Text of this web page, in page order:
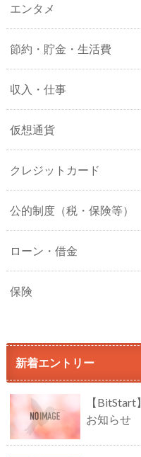
エンタメ
節約・貯金・生活費
収入・仕事
仮想通貨
クレジットカード
公的制度（税・保険等）
ローン・借金
保険
新着エントリー
【
お知らせ